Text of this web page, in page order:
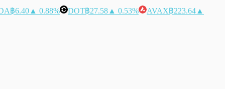
฿6.40 ▲ 0.88% DOT฿27.58 ▲ 0.53% AVAX฿223.64 ▲